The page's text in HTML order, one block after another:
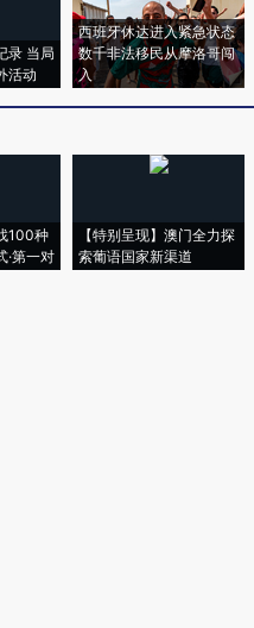
录 当局
活动
西班牙休达进入紧急状态
数千非法移民从摩洛哥闯
入
100种
·第一对
【特别呈现】澳门全力探
索葡语国家新渠道